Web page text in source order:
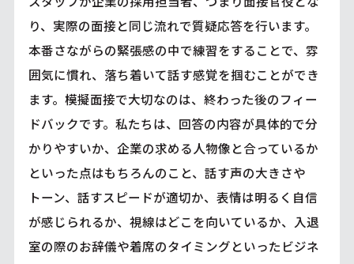
り、実際の面接と同じ流れで質疑応答を行います。
本番さながらの緊張感の中で練習をすることで、雰
囲気に慣れ、落ち着いて話す感覚を掴むことができ
ます。模擬面接で大切なのは、終わった後のフィー
ドバックです。私たちは、回答の内容が具体的で分
かりやすいか、企業の求める人物像と合っているか
といった点はもちろんのこと、話す声の大きさや
トーン、話すスピードが適切か、表情は明るく自信
が感じられるか、視線はどこを向いているか、入退
室の際のお辞儀や着席のタイミングといったビジネ